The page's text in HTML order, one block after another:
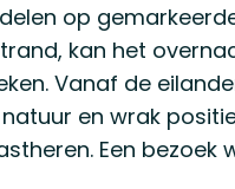
op
kan het
Vanaf de
en wrak
Een bezoek